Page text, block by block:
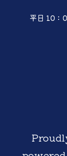
平日 10：